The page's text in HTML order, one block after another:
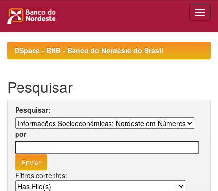
navigationDSpace - BNB - Banco do Nordeste do Brasil
Pesquisar
Pesquisar:
por
Filtros correntes: